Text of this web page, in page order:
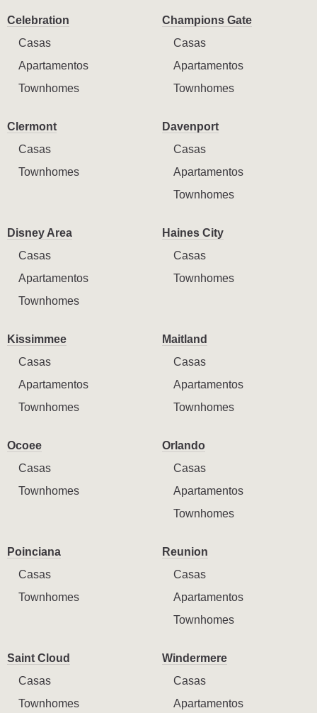
Celebration
Casas
Apartamentos
Townhomes
Champions Gate
Casas
Apartamentos
Townhomes
Clermont
Casas
Townhomes
Davenport
Casas
Apartamentos
Townhomes
Disney Area
Casas
Apartamentos
Townhomes
Haines City
Casas
Townhomes
Kissimmee
Casas
Apartamentos
Townhomes
Maitland
Casas
Apartamentos
Townhomes
Ocoee
Casas
Townhomes
Orlando
Casas
Apartamentos
Townhomes
Poinciana
Casas
Townhomes
Reunion
Casas
Apartamentos
Townhomes
Saint Cloud
Casas
Townhomes
Windermere
Casas
Apartamentos